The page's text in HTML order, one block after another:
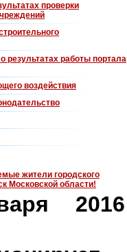
проверки
результатах работы портала
воздействия
жители городского
Московской области!
2016